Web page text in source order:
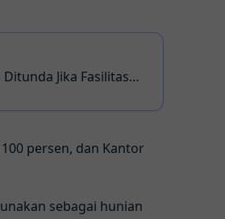
Jika Fasilitas
persen, dan Kantor
sebagai hunian